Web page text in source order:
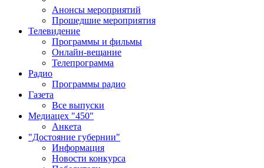
Анонсы мероприятий
Прошедшие мероприятия
Телевидение
Программы и фильмы
Онлайн-вещание
Телепрограмма
Радио
Программы радио
Газета
Все выпуски
Медиацех "450"
Анкета
"Достояние губернии"
Информация
Новости конкурса